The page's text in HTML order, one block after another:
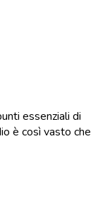
essenziali di
è così vasto che